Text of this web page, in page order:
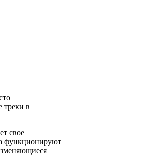
треки в
свое
функционируют